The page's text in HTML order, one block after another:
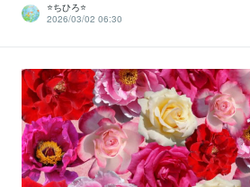
⭐️ちひろ⭐️
2026/03/02 06:30